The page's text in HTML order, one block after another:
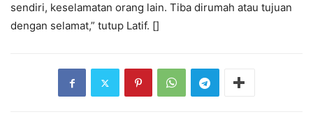
sendiri, keselamatan orang lain. Tiba dirumah atau tujuan
dengan selamat,” tutup Latif. []